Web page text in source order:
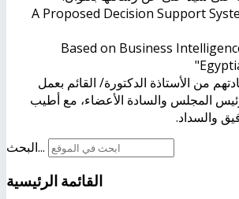
"A Proposed Decision Support
Based on Business
من الأستاذة الدكتورة/ القائم بعمل
المجلس والسادة الأعضاء، مع أطيب
والسداد.
البحث...
القائمة الرئيسية